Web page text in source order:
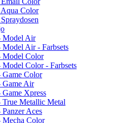
Color
Model Air
Model Air - Farbsets
Model Color
Model Color - Farbsets
Game Color
Game Air
Xpress
True Metallic Metal
Aces
Mecha Color